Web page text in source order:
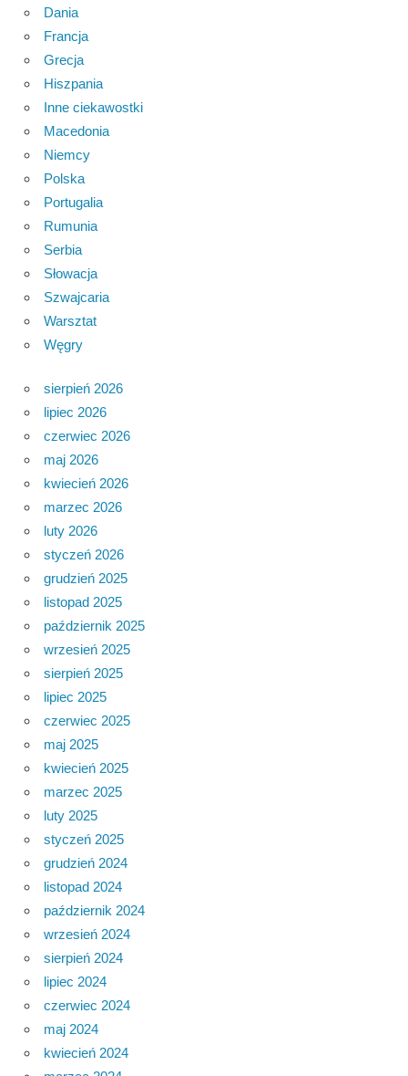
Dania
Francja
Grecja
Hiszpania
Inne ciekawostki
Macedonia
Niemcy
Polska
Portugalia
Rumunia
Serbia
Słowacja
Szwajcaria
Warsztat
Węgry
sierpień 2026
lipiec 2026
czerwiec 2026
maj 2026
kwiecień 2026
marzec 2026
luty 2026
styczeń 2026
grudzień 2025
listopad 2025
październik 2025
wrzesień 2025
sierpień 2025
lipiec 2025
czerwiec 2025
maj 2025
kwiecień 2025
marzec 2025
luty 2025
styczeń 2025
grudzień 2024
listopad 2024
październik 2024
wrzesień 2024
sierpień 2024
lipiec 2024
czerwiec 2024
maj 2024
kwiecień 2024